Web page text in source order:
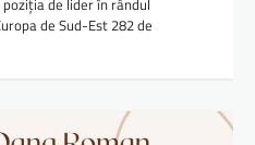
poziția de lider în rândul
de Sud-Est 282 de